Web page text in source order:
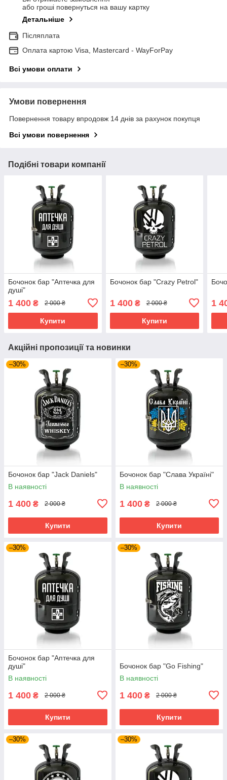
або гроші повернуться на вашу картку
Детальніше
Післяплата
Оплата картою Visa, Mastercard - WayForPay
Всі умови оплати
Умови повернення
Повернення товару впродовж 14 днів за рахунок покупця
Всі умови повернення
Подібні товари компанії
Бочонок бар "Аптечка для
душі"
1 400 ₴ 2 000 ₴
Купити
Бочонок бар "Crazy Petrol"
1 400₴ 2 000 ₴
Купити
1
Акційні пропозиції та новинки
–30%
Бочонок бар "Jack Daniels"
В наявності
1 400 ₴ 2 000 ₴
Купити
–30%
Бочонок бар "Слава Україні"
В наявності
1 400 ₴ 2 000 ₴
Купити
–30%
Бочонок бар "Аптечка для
душі"
В наявності
1 400 ₴ 2 000 ₴
Купити
–30%
Бочонок бар "Go Fishing"
В наявності
1 400 ₴ 2 000 ₴
Купити
–30% –30%